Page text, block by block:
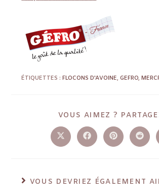
ÉTIQUETTES :FLOCONS D'AVOINE, GEFRO,
VOUS AIMEZ ?
VOUS DEVRIEZ ÉGALEMENT